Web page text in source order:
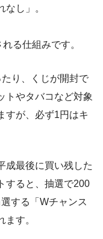
し」。
れる仕組みです。
り、くじが開封で
トやタバコなど対象
すが、必ず1円はキ
成最後に買い残した
すると、抽選で200
する「Wチャンス
す。